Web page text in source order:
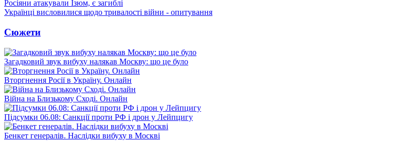
Росіяни атакували Ізюм, є загиблі
Українці висловилися щодо тривалості війни - опитування
Сюжети
Загадковий звук вибуху налякав Москву: що це було
Вторгнення Росії в Україну. Онлайн
Війна на Близькому Сході. Онлайн
Підсумки 06.08: Санкції проти РФ і дрон у Лейпцигу
Бенкет генералів. Наслідки вибуху в Москві